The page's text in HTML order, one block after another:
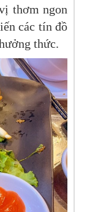
thơm ngon
các tín đồ
thức.